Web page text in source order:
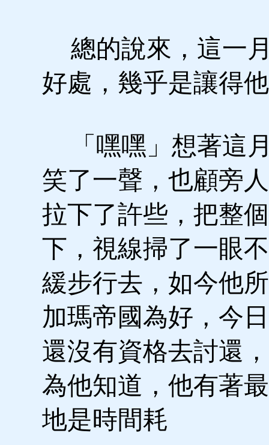
總的說來，這一
好處，幾乎是讓得
「嘿嘿」想著這
笑了一聲，也顧旁
拉下了許些，把整
下，視線掃了一眼
緩步行去，如今他
加瑪帝國為好，今
還沒有資格去討還
為他知道，他有著
地是時間耗